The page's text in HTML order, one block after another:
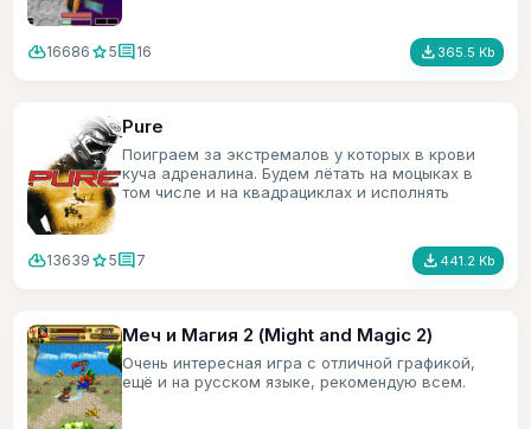
cloud_download16686 star5comment16 file_download 365.5 Kb
Pure
Поиграем за экстремалов у которых в крови
куча адреналина. Будем лётать на моцыках в
том числе и на квадрациклах и исполнять
cloud_download13639 star5comment7 file_download 441.2 Kb
Меч и Магия 2 (Might and Magic 2)
Очень интересная игра с отличной графикой,
ещё и на русском языке, рекомендую всем.